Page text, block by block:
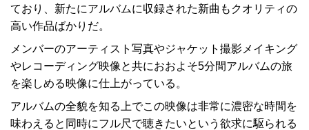
ており、新たにアルバムに収録された新曲もクオリティの
高い作品ばかりだ。
メンバーのアーティスト写真やジャケット撮影メイキング
やレコーディング映像と共におおよそ5分間アルバムの旅
を楽しめる映像に仕上がっている。
アルバムの全貌を知る上でこの映像は非常に濃密な時間を
味わえると同時にフル尺で聴きたいという欲求に駆られる